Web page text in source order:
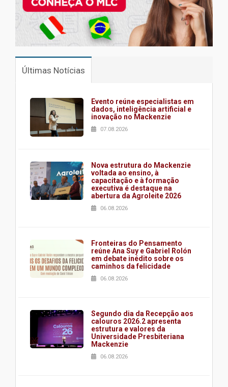
Últimas Notícias
Evento reúne especialistas em
dados, inteligência artificial e
inovação no Mackenzie
07.08.2026
Nova estrutura do Mackenzie
voltada ao ensino, à
capacitação e à formação
executiva é destaque na
abertura da Agroleite 2026
06.08.2026
Fronteiras do Pensamento
reúne Ana Suy e Gabriel Rolón
em debate inédito sobre os
caminhos da felicidade
06.08.2026
Segundo dia da Recepção aos
calouros 2026.2 apresenta
estrutura e valores da
Universidade Presbiteriana
Mackenzie
06.08.2026